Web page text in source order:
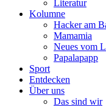
Literatur
Kolumne
Hacker am
Mamamia
Neues vom
Papalapapp
Sport
Entdecken
Über uns
Das sind wir